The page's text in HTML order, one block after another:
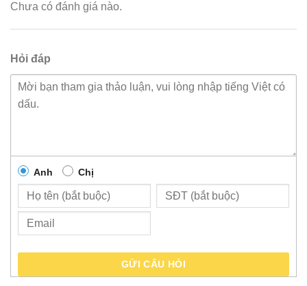
Chưa có đánh giá nào.
Hỏi đáp
Anh Chị
GỬI CÂU HỎI